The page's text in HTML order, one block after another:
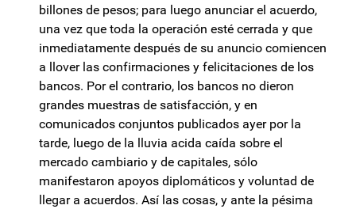
billones de pesos; para luego anunciar el acuerdo,
una vez que toda la operación esté cerrada y que
inmediatamente después de su anuncio comiencen
a llover las confirmaciones y felicitaciones de los
bancos. Por el contrario, los bancos no dieron
grandes muestras de satisfacción, y en
comunicados conjuntos publicados ayer por la
tarde, luego de la lluvia acida caída sobre el
mercado cambiario y de capitales, sólo
manifestaron apoyos diplomáticos y voluntad de
llegar a acuerdos. Así las cosas, y ante la pésima